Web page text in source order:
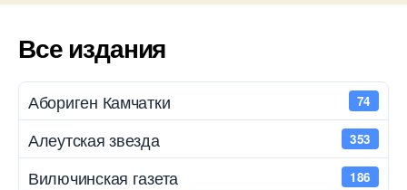
Все издания
Абориген Камчатки 74
Алеутская звезда 353
Вилючинская газета 186